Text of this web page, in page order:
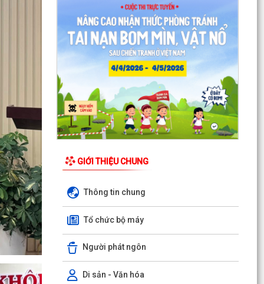
GIỚI THIỆU CHUNG
Thông tin chung
Tổ chức bộ máy
Người phát ngôn
Di sản - Văn hóa
hiện Dự án: Mở rộng đường Lý Thái Tông kéo dài
(đoạn...
Quyết định Về việc thu hồi đất để GPMB thực
hiện Dự án: Mở rộng đường Lý Thái Tông kéo dài
Quyết định Về việc thu hồi đất để GPMB thực
hiện Dự án: Mở rộng đường Lý Thái Tông kéo dài
(đoạn...
hiện Dự án: Mở rộng đường Lý Thái Tông kéo dài
(đoạn...
Quyết định Về việc thu hồi đất để GPMB thực
(đoạn...
Quyết định Về việc thu hồi đất để GPMB thực
hiện Dự án: Mở rộng đường Lý Thái Tông kéo dài
(đoạn...